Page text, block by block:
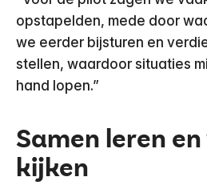
opstapelden, mede door
we eerder bijsturen en
stellen, waardoor situaties
hand lopen.”
Samen leren
kijken